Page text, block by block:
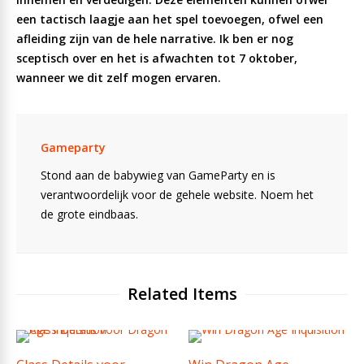
een tactisch laagje aan het spel toevoegen, ofwel een
afleiding zijn van de hele narrative. Ik ben er nog
sceptisch over en het is afwachten tot 7 oktober,
wanneer we dit zelf mogen ervaren.
Gameparty
Stond aan de babywieg van GameParty en is
verantwoordelijk voor de gehele website. Noem het
de grote eindbaas.
Related Items